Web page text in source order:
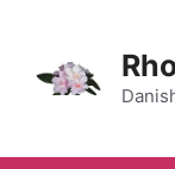
indhold